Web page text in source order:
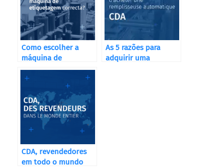
Como escolher a
máquina de
etiquetagem
correcta?
As 5 razões para
adquirir uma
CDA, revendedores
em todo o mundo